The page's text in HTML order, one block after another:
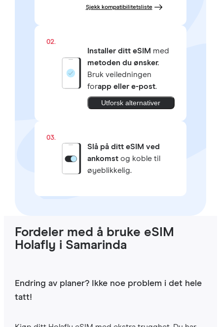
Sjekk kompatibilitetsliste
02.
Installer ditt eSIM med
metoden du ønsker.
Bruk veiledningen
forapp eller e-post.
Utforsk alternativer
03.
Slå på ditt eSIM ved
ankomstog koble til
øyeblikkelig.
Fordeler med å bruke eSIM
Holafly i Samarinda
Endring av planer? Ikke noe problem i det hele
tatt!